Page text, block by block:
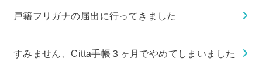
戸籍フリガナの届出に行ってきました
すみません、Citta手帳３ヶ月でやめてしまいました